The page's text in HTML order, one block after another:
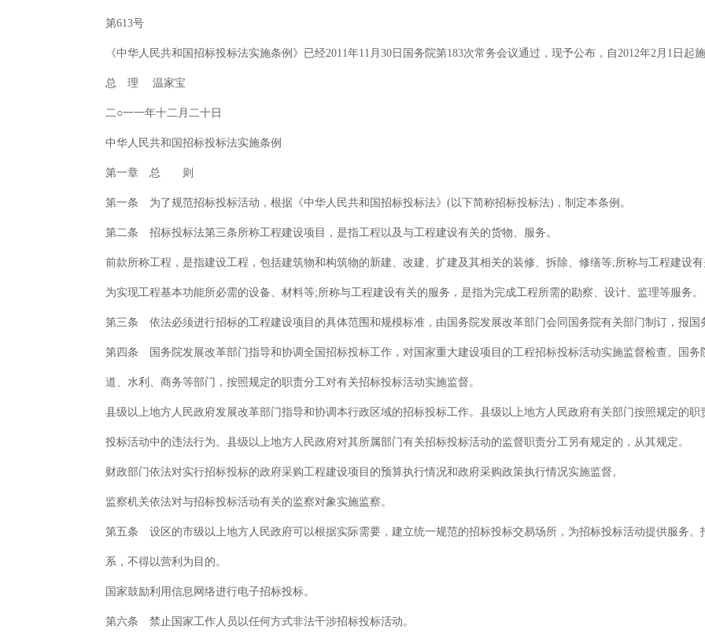
第613号
《中华人民共和国招标投标法实施条例》已经2011年11月30日国务院第183次常务会议通过，现予公布，自2012年2月1日起
总 理 温家宝
二○一一年十二月二十日
中华人民共和国招标投标法实施条例
第一章 总 则
第一条 为了规范招标投标活动，根据《中华人民共和国招标投标法》(以下简称招标投标法)，制定本条例。
第二条 招标投标法第三条所称工程建设项目，是指工程以及与工程建设有关的货物、服务。
前款所称工程，是指建设工程，包括建筑物和构筑物的新建、改建、扩建及其相关的装修、拆除、修缮等;所称与工程建设
为实现工程基本功能所必需的设备、材料等;所称与工程建设有关的服务，是指为完成工程所需的勘察、设计、监理等服务。
第三条 依法必须进行招标的工程建设项目的具体范围和规模标准，由国务院发展改革部门会同国务院有关部门制订，报国
第四条 国务院发展改革部门指导和协调全国招标投标工作，对国家重大建设项目的工程招标投标活动实施监督检查。国
道、水利、商务等部门，按照规定的职责分工对有关招标投标活动实施监督。
县级以上地方人民政府发展改革部门指导和协调本行政区域的招标投标工作。县级以上地方人民政府有关部门按照规定的
投标活动中的违法行为。县级以上地方人民政府对其所属部门有关招标投标活动的监督职责分工另有规定的，从其规定。
财政部门依法对实行招标投标的政府采购工程建设项目的预算执行情况和政府采购政策执行情况实施监督。
监察机关依法对与招标投标活动有关的监察对象实施监察。
第五条 设区的市级以上地方人民政府可以根据实际需要，建立统一规范的招标投标交易场所，为招标投标活动提供服务
系，不得以营利为目的。
国家鼓励利用信息网络进行电子招标投标。
第六条 禁止国家工作人员以任何方式非法干涉招标投标活动。